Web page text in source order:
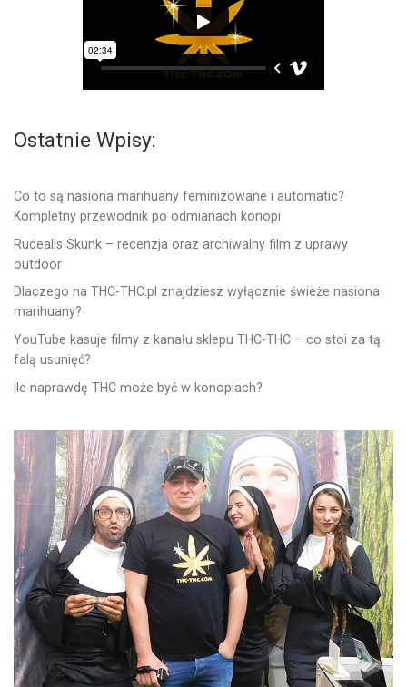
Ostatnie Wpisy:
Co to są nasiona marihuany feminizowane i automatic?
Kompletny przewodnik po odmianach konopi
Rudealis Skunk – recenzja oraz archiwalny film z uprawy
outdoor
Dlaczego na THC-THC.pl znajdziesz wyłącznie świeże nasiona
marihuany?
YouTube kasuje filmy z kanału sklepu THC-THC – co stoi za tą
falą usunięć?
Ile naprawdę THC może być w konopiach?